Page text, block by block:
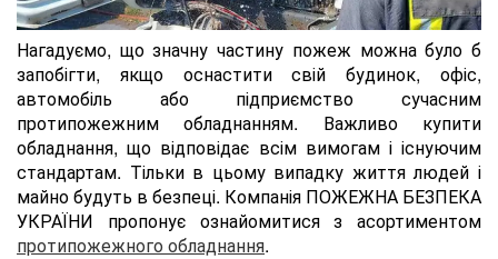
Нагадуємо, що значну частину пожеж можна було б
запобігти, якщо оснастити свій будинок, офіс,
автомобіль або підприємство сучасним
протипожежним обладнанням. Важливо купити
обладнання, що відповідає всім вимогам і існуючим
стандартам. Тільки в цьому випадку життя людей і
майно будуть в безпеці. Компанія ПОЖЕЖНА БЕЗПЕКА
УКРАЇНИ пропонує ознайомитися з асортиментом
протипожежного обладнання.